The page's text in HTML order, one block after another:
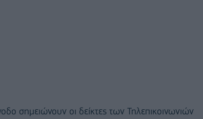
σημειώνουν οι δείκτες των Τηλεπικοινωνιών